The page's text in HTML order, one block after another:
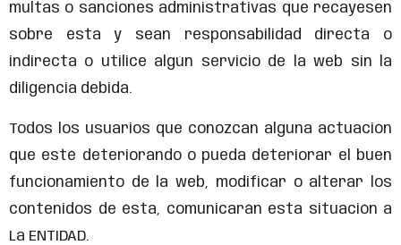
multas o sanciones administrativas que recayesen
sobre ésta y sean responsabilidad directa o
indirecta o utilice algún servicio de la web sin la
diligencia debida.
Todos los usuarios que conozcan alguna actuación
que esté deteriorando o pueda deteriorar el buen
funcionamiento de la web, modificar o alterar los
contenidos de ésta, comunicarán esta situación a
La ENTIDAD.